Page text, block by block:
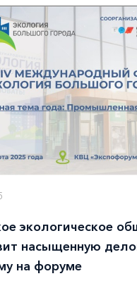
экологическое
насыщенную
на форуме